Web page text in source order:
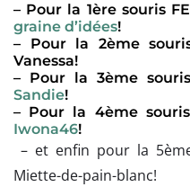
– Pour la 1ère souris
graine d’idées!
– Pour la 2ème
Vanessa!
– Pour la 3ème
Sandie!
– Pour la 4ème
Iwona46!
– et enfin pour la
Miette-de-pain-blanc!